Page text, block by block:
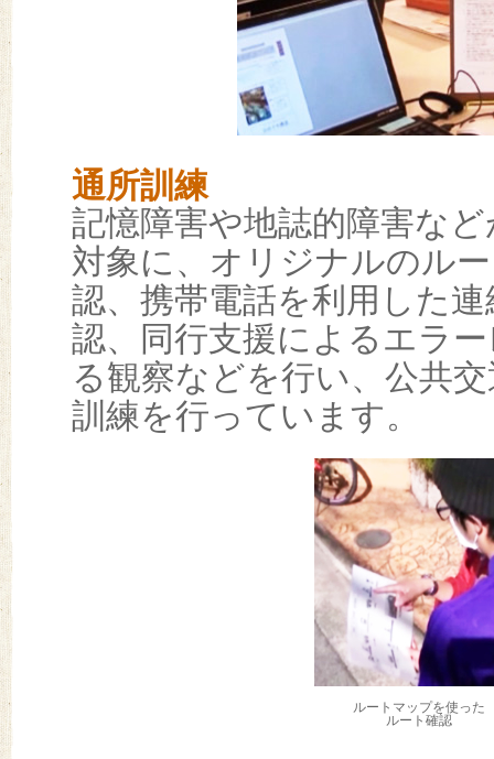
通所訓練
記憶障害や地誌的障害な
対象に、オリジナルのル
認、携帯電話を利用した
認、同行支援によるエラ
る観察などを行い、公共
訓練を行っています。
ルートマップを使った
ルート確認